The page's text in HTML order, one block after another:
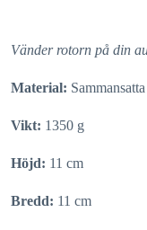
Vänder rotorn på din
Material:
Vikt: 1350 g
Höjd: 11 cm
Bredd: 11 cm